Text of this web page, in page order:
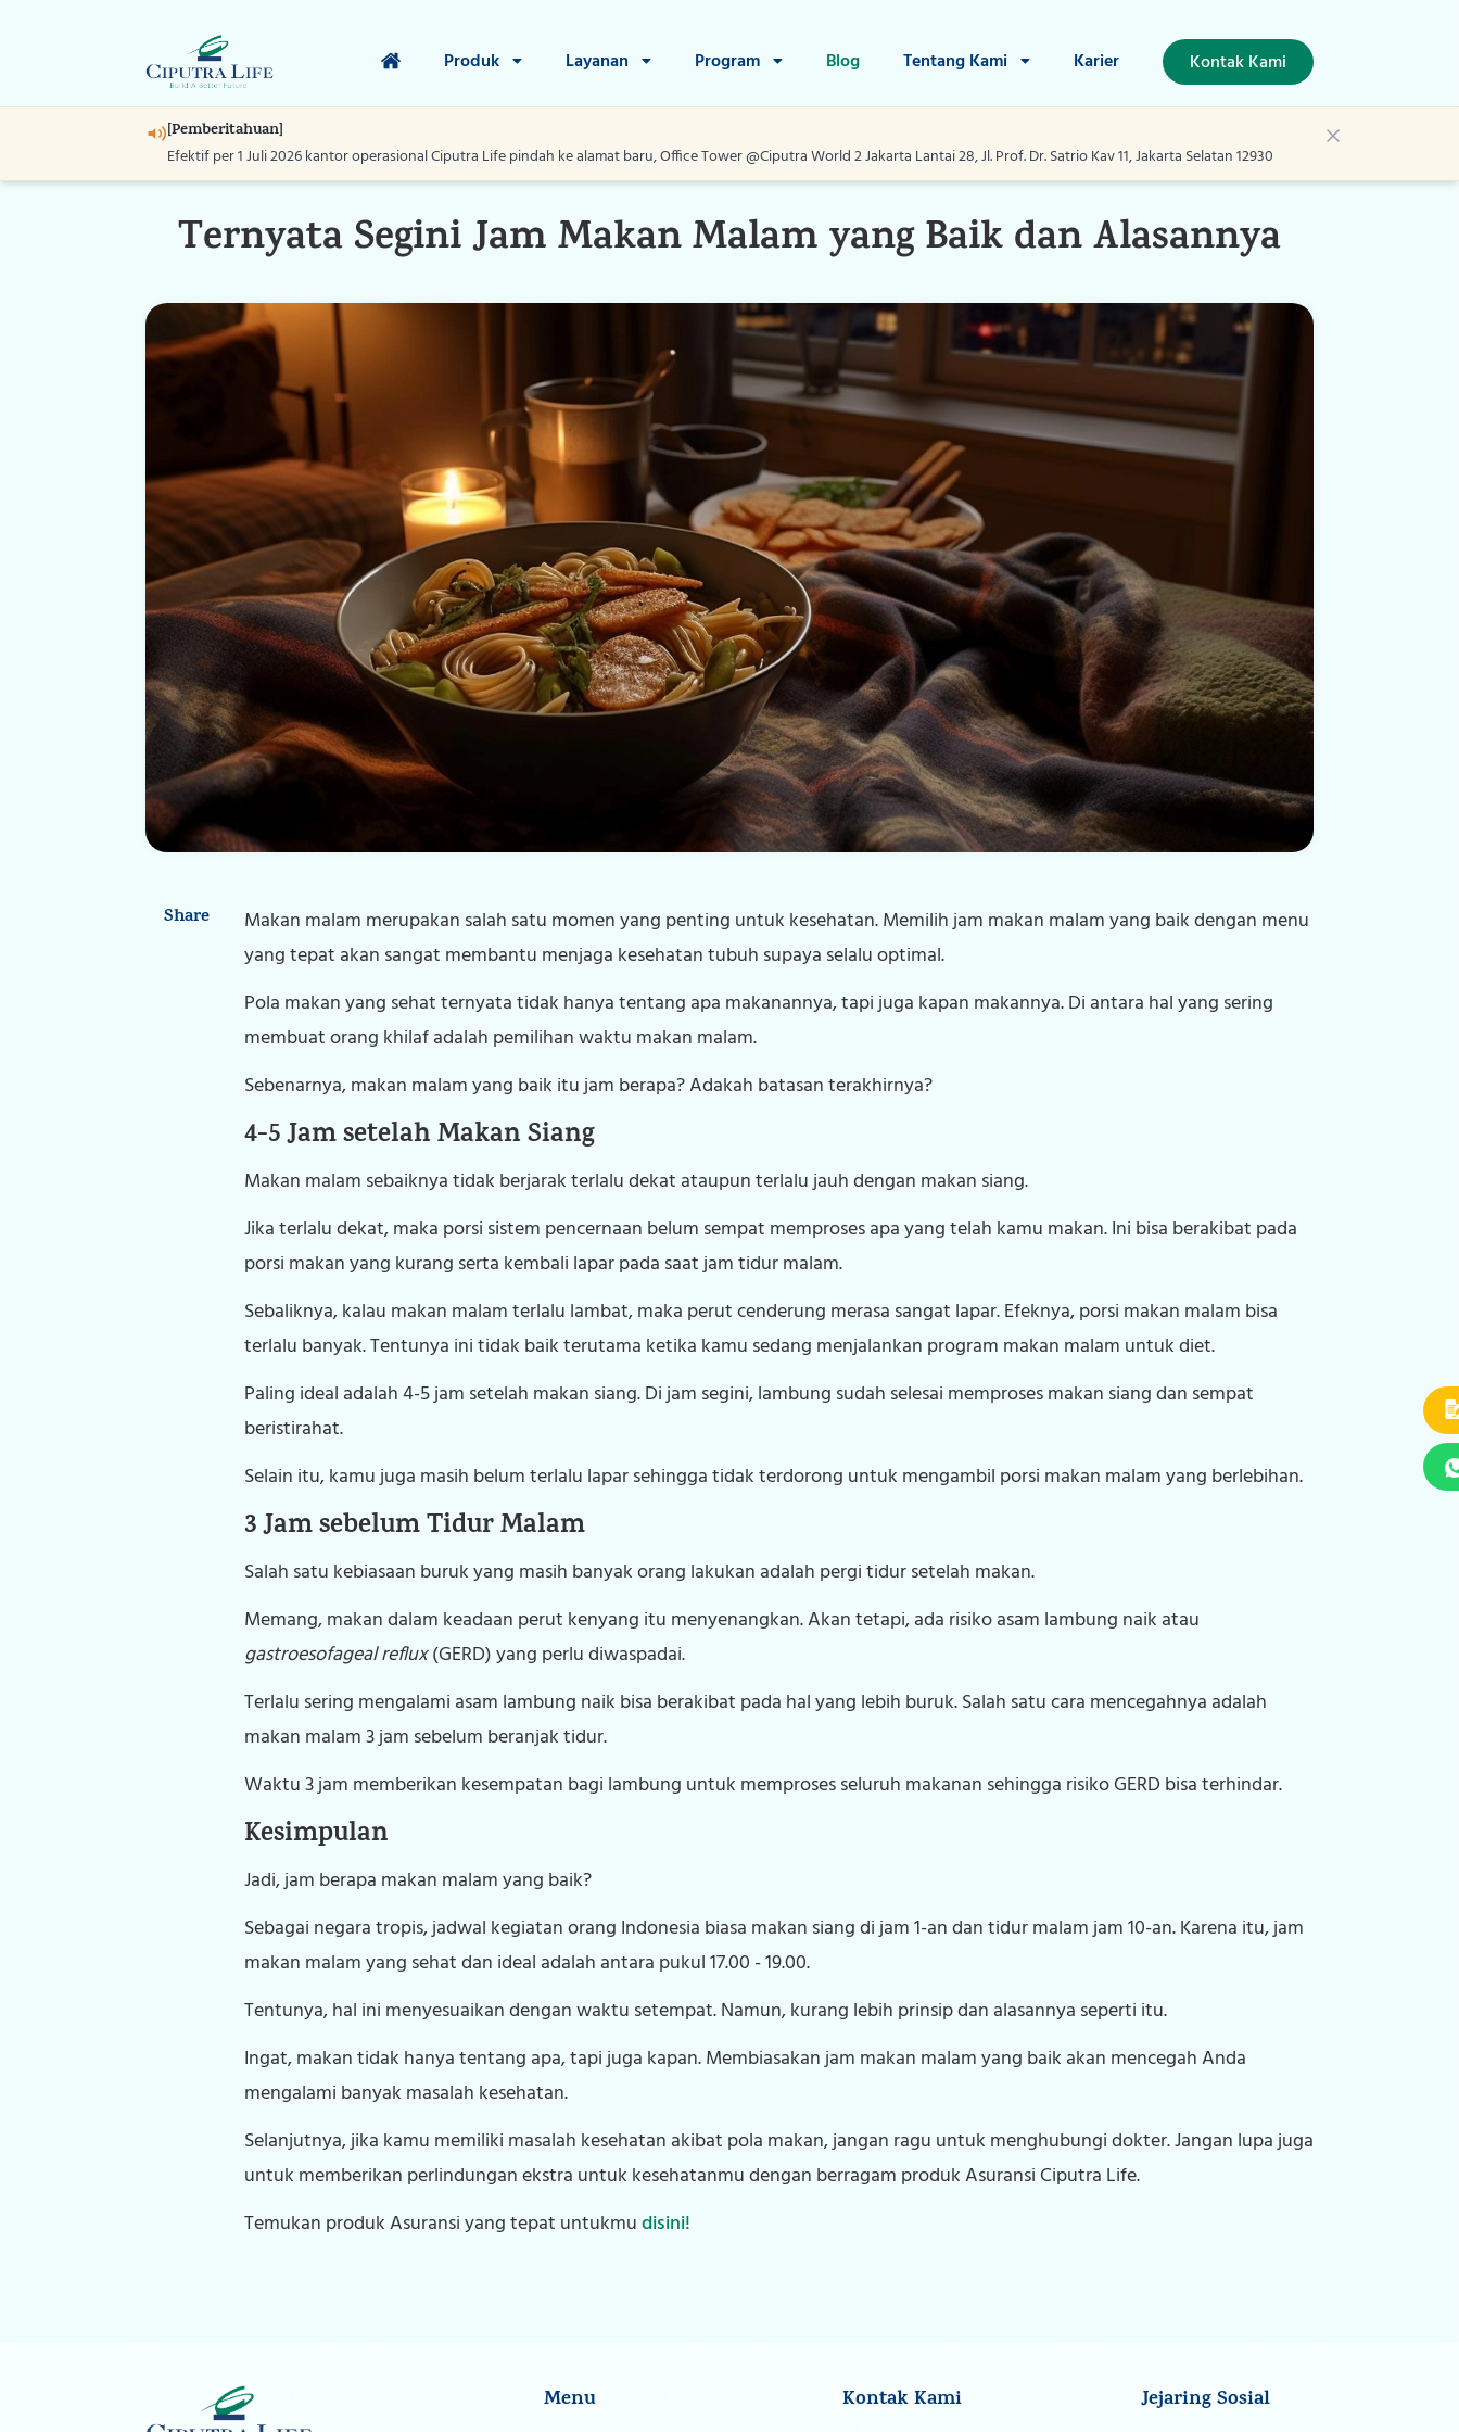
Produk Layanan Program Blog Tentang Kami Karier Kontak Kami
[Pemberitahuan]
Efektif per 1 Juli 2026 kantor operasional Ciputra Life pindah ke alamat baru, Office Tower @Ciputra World 2 Jakarta Lantai 28, Jl. Prof. Dr. Satrio Kav 11, Jakarta Selatan 12930
Home
Layanan
Program
Blog
Tentang Kami
Karier
Kontak Kami
Editorial 22 Feb 2022
Ternyata Segini Jam Makan Malam yang Baik dan Alasannya
Share
Makan malam merupakan salah satu momen yang penting untuk kesehatan. Memilih jam makan malam yang baik dengan menu
yang tepat akan sangat membantu menjaga kesehatan tubuh supaya selalu optimal.
Pola makan yang sehat ternyata tidak hanya tentang apa makanannya, tapi juga kapan makannya. Di antara hal yang sering
membuat orang khilaf adalah pemilihan waktu makan malam.
Sebenarnya, makan malam yang baik itu jam berapa? Adakah batasan terakhirnya?
4-5 Jam setelah Makan Siang
Makan malam sebaiknya tidak berjarak terlalu dekat ataupun terlalu jauh dengan makan siang.
Jika terlalu dekat, maka porsi sistem pencernaan belum sempat memproses apa yang telah kamu makan. Ini bisa berakibat pada
porsi makan yang kurang serta kembali lapar pada saat jam tidur malam.
Sebaliknya, kalau makan malam terlalu lambat, maka perut cenderung merasa sangat lapar. Efeknya, porsi makan malam bisa
terlalu banyak. Tentunya ini tidak baik terutama ketika kamu sedang menjalankan program makan malam untuk diet.
Paling ideal adalah 4-5 jam setelah makan siang. Di jam segini, lambung sudah selesai memproses makan siang dan sempat
beristirahat.
Selain itu, kamu juga masih belum terlalu lapar sehingga tidak terdorong untuk mengambil porsi makan malam yang berlebihan.
3 Jam sebelum Tidur Malam
Salah satu kebiasaan buruk yang masih banyak orang lakukan adalah pergi tidur setelah makan.
Memang, makan dalam keadaan perut kenyang itu menyenangkan. Akan tetapi, ada risiko asam lambung naik atau
gastroesofageal reflux(GERD) yang perlu diwaspadai.
Terlalu sering mengalami asam lambung naik bisa berakibat pada hal yang lebih buruk. Salah satu cara mencegahnya adalah
makan malam 3 jam sebelum beranjak tidur.
Waktu 3 jam memberikan kesempatan bagi lambung untuk memproses seluruh makanan sehingga risiko GERD bisa terhindar.
Kesimpulan
Jadi, jam berapa makan malam yang baik?
Sebagai negara tropis, jadwal kegiatan orang Indonesia biasa makan siang di jam 1-an dan tidur malam jam 10-an. Karena itu, jam
makan malam yang sehat dan ideal adalah antara pukul 17.00 - 19.00.
Tentunya, hal ini menyesuaikan dengan waktu setempat. Namun, kurang lebih prinsip dan alasannya seperti itu.
Ingat, makan tidak hanya tentang apa, tapi juga kapan. Membiasakan jam makan malam yang baik akan mencegah Anda
mengalami banyak masalah kesehatan.
Selanjutnya, jika kamu memiliki masalah kesehatan akibat pola makan, jangan ragu untuk menghubungi dokter. Jangan lupa juga
untuk memberikan perlindungan ekstra untuk kesehatanmu dengan berragam produk Asuransi Ciputra Life.
Temukan produk Asuransi yang tepat untukmudisini!
Menu Kontak Kami Jejaring Sosial